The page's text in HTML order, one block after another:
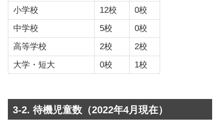
小学校
12校
0校
中学校
5校
0校
高等学校
2校
2校
大学・短大
0校 1校
3-2. 待機児童数（2022年4月現在）